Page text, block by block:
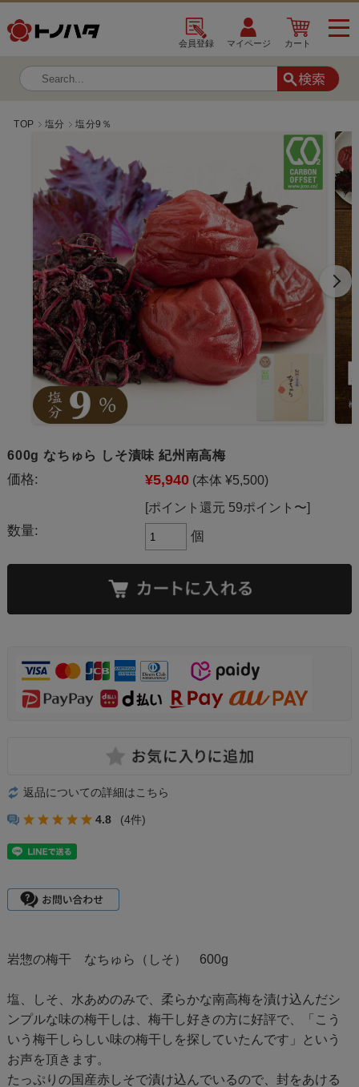
会員登録 マイページ カート
TOP 塩分 塩分9％
600g なちゅら しそ漬味 紀州南高梅
価格: ¥5,940 (本体 ¥5,500)
[ポイント還元 59ポイント〜]
数量: 個
返品についての詳細はこちら
4.8 (4件)
岩惣の梅干 なちゅら（しそ） 600g
塩、しそ、水あめのみで、柔らかな南高梅を漬け込んだシ
ンプルな味の梅干しは、梅干し好きの方に好評で、「こう
いう梅干しらしい味の梅干しを探していたんです」という
お声を頂きます。
たっぷりの国産赤しそで漬け込んでいるので、封をあける